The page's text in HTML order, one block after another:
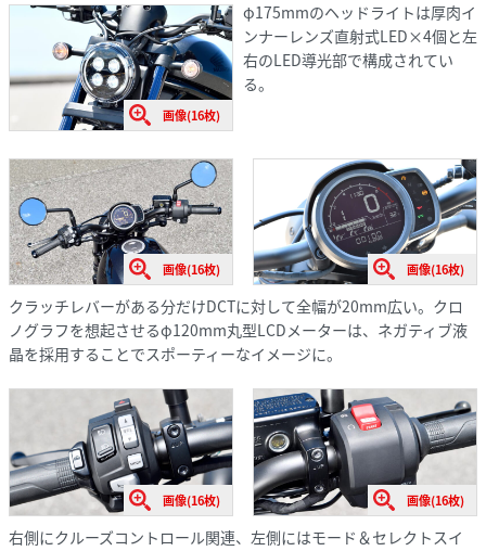
画像(16枚)
φ175mmのヘッドライトは厚肉イ
ンナーレンズ直射式LED×4個と左
右のLED導光部で構成されてい
る。
画像(16枚) 画像(16枚)
クラッチレバーがある分だけDCTに対して全幅が20mm広い。クロ
ノグラフを想起させるφ120mm丸型LCDメーターは、ネガティブ液
晶を採用することでスポーティーなイメージに。
画像(16枚) 画像(16枚)
右側にクルーズコントロール関連、左側にはモード＆セレクトスイ